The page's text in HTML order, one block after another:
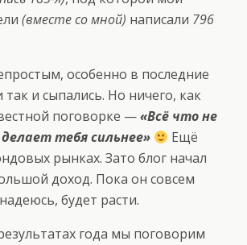
(вместе со мной) написали 796
особенно в последние
и сыпались. Но ничего, как
поговорке —«Всё что не
тебя сильнее»
Ещё
рынках. Зато блог начал
доход. Пока он совсем
будет расти.
года мы поговорим